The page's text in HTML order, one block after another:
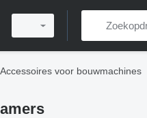
Accessoires voor bouwmachines